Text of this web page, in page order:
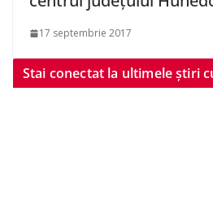
17 septembrie 2017
Stai conectat la ultimele știri